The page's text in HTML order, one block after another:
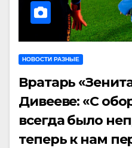
НОВОСТИ РАЗНЫЕ
Вратарь
Дивееве: «С
всегда было
теперь к нам